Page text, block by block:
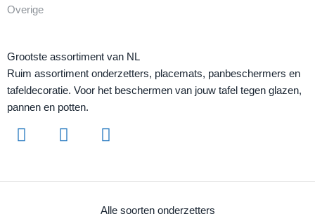
Overige
Grootste assortiment van NL
Ruim assortiment onderzetters, placemats, panbeschermers en
tafeldecoratie. Voor het beschermen van jouw tafel tegen glazen,
pannen en potten.
Alle soorten onderzetters